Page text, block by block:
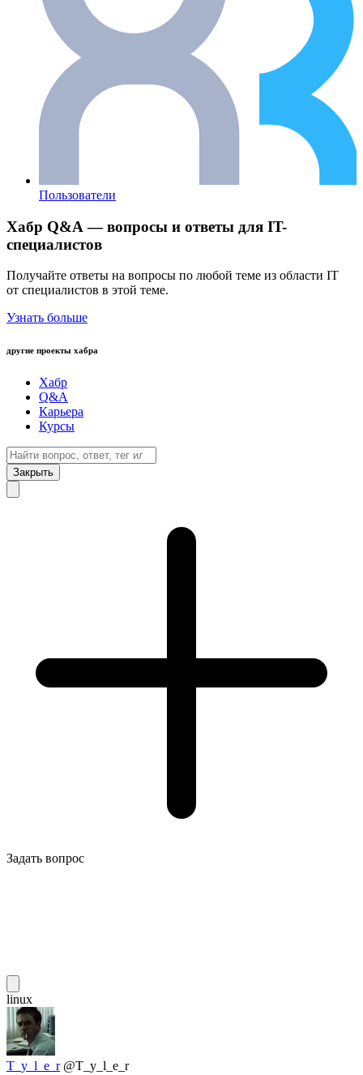
Пользователи
Хабр Q&A — вопросы и ответы для IT-
специалистов
Получайте ответы на вопросы по любой теме из области IT
от специалистов в этой теме.
Узнать больше
другие проекты хабра
Хабр
Q&A
Карьера
Курсы
Закрыть
Задать вопрос
linux
T_y_l_e_r @T_y_l_e_r